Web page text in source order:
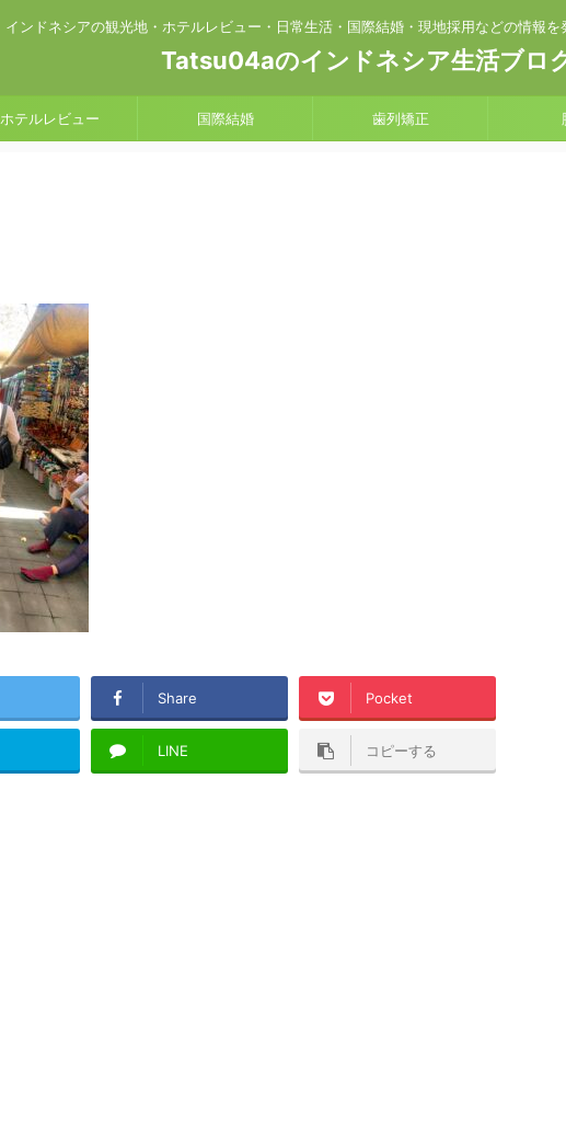
インドネシアの観光地・ホテルレビュー・日常生活・国際結婚・現地採用などの情報を
Tatsu04aのインドネシア生活ブロ
ホテルレビュー 国際結婚 歯列矯正
Share Pocket
LINE コピーする